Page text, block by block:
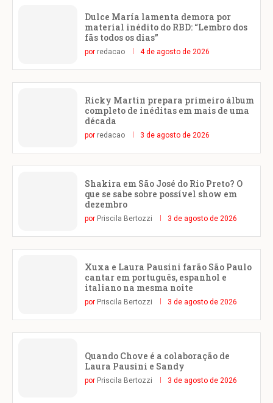
Dulce María lamenta demora por
material inédito do RBD: “Lembro dos
fãs todos os dias”
por redacao 4 de agosto de 2026
Ricky Martin prepara primeiro álbum
completo de inéditas em mais de uma
década
por redacao 3 de agosto de 2026
Shakira em São José do Rio Preto? O
que se sabe sobre possível show em
dezembro
por Priscila Bertozzi 3 de agosto de 2026
Xuxa e Laura Pausini farão São Paulo
cantar em português, espanhol e
italiano na mesma noite
por Priscila Bertozzi 3 de agosto de 2026
Quando Chove é a colaboração de
Laura Pausini e Sandy
por Priscila Bertozzi 3 de agosto de 2026